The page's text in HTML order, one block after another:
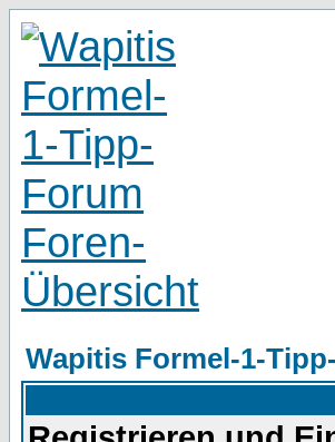
Wapitis Formel-1-